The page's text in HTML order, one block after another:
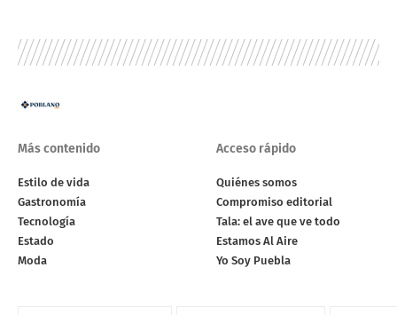
Más contenido
Estilo de vida
Gastronomía
Tecnología
Estado
Moda
Acceso rápido
Quiénes somos
Compromiso editorial
Tala: el ave que ve todo
Estamos Al Aire
Yo Soy Puebla